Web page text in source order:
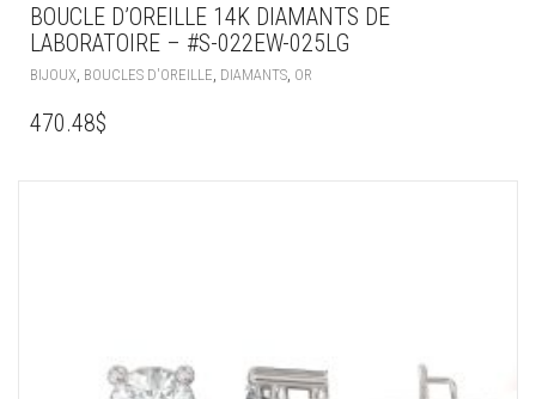
BOUCLE D’OREILLE 14K DIAMANTS DE
LABORATOIRE – #S-022EW-025LG
BIJOUX BOUCLES D'OREILLE DIAMANTS OR
470.48$